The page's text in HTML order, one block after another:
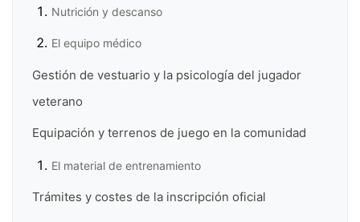
Nutrición y descanso
El equipo médico
Gestión de vestuario y la psicología del jugador
veterano
Equipación y terrenos de juego en la comunidad
El material de entrenamiento
Trámites y costes de la inscripción oficial